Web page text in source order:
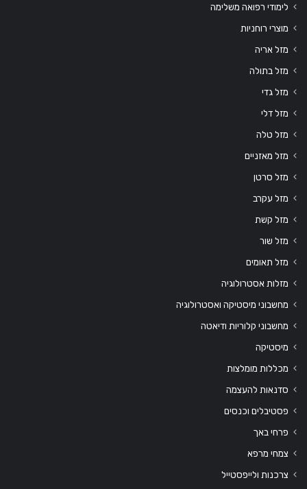
לימודי רפואה משלימה
מוצרי רוחניות
מזל אריה
מזל בתולה
מזל גדי
מזל דלי
מזל טלה
מזל מאזניים
מזל סרטן
מזל עקרב
מזל קשת
מזל שור
מזל תאומים
מזלות אסטרולוגיה
מחשבוני מיסטיקה ואסטרולוגיה
מחשבוני קלוריות ודיאטה
מיסטיקה
מכללות מומלצות
סדנאות להעצמה
פסטיבלים וכנסים
פרחי באך
צמחי מרפא
צרכנות ולייפסטייל